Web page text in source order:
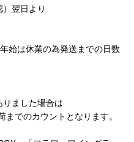
翌日より
始は休業の為発送までの日数
ました場合は
でのカウントとなります。